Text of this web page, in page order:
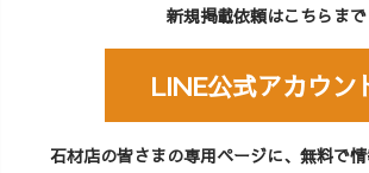
新規掲載依頼はこちらまで
LINE公式アカウン
石材店の皆さまの専用ページに、無料で